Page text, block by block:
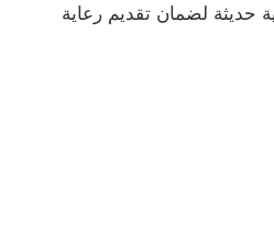
حديثة لضمان تقديم رعاية